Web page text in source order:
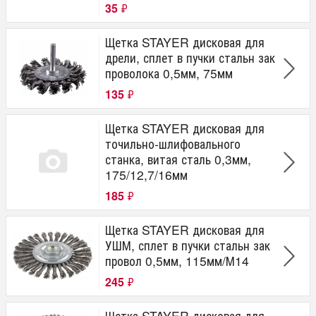
35 ₽
Щетка STAYER дисковая для
дрели, сплет в пучки стальн зак
проволока 0,5мм, 75мм
135 ₽
Щетка STAYER дисковая для
точильно-шлифовального
станка, витая сталь 0,3мм,
175/12,7/16мм
185 ₽
Щетка STAYER дисковая для
УШМ, сплет в пучки стальн зак
провол 0,5мм, 115мм/М14
245 ₽